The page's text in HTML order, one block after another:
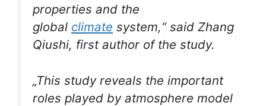
properties and the
global climate system,“ said Zhang
Qiushi, first author of the study.
„This study reveals the important
roles played by atmosphere model